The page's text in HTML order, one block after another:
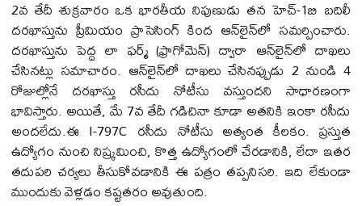
2వ తేదీ శుక్రవారం ఒక భారతీయ నిపుణుడు తన హెచ్-1బి బదిలీ
దరఖాస్తును ప్రీమియం ప్రాసెసింగ్ కింద ఆన్‌లైన్‌లో సమర్పించారు.
దరఖాస్తును పెద్ద లా ఫర్మ్ (ఫ్రాగోమెన్) ద్వారా ఆన్‌లైన్‌లో దాఖలు
చేసినట్లు సమాచారం. ఆన్‌లైన్‌లో దాఖలు చేసినప్పుడు 2 నుండి 4
రోజుల్లోనే దరఖాస్తు రసీదు నోటీసు వస్తుందని సాధారణంగా
భావిస్తారు. అయితే, మే 7వ తేదీ గడిచినా కూడా అతనికి ఇంకా రసీదు
అందలేదు.ఈ I-797C రసీదు నోటీసు అత్యంత కీలకం. ప్రస్తుత
ఉద్యోగం నుంచి నిష్క్రమించి, కొత్త ఉద్యోగంలో చేరడానికి, లేదా ఇతర
తదుపరి చర్యలు తీసుకోవడానికి ఈ పత్రం తప్పనిసరి. ఇది లేకుండా
ముందుకు వెళ్లడం కష్టతరం అవుతుంది.